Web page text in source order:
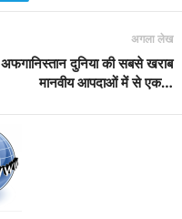
अगला लेख
अफगानिस्तान दुनिया की सबसे खराब
मानवीय आपदाओं में से एक…